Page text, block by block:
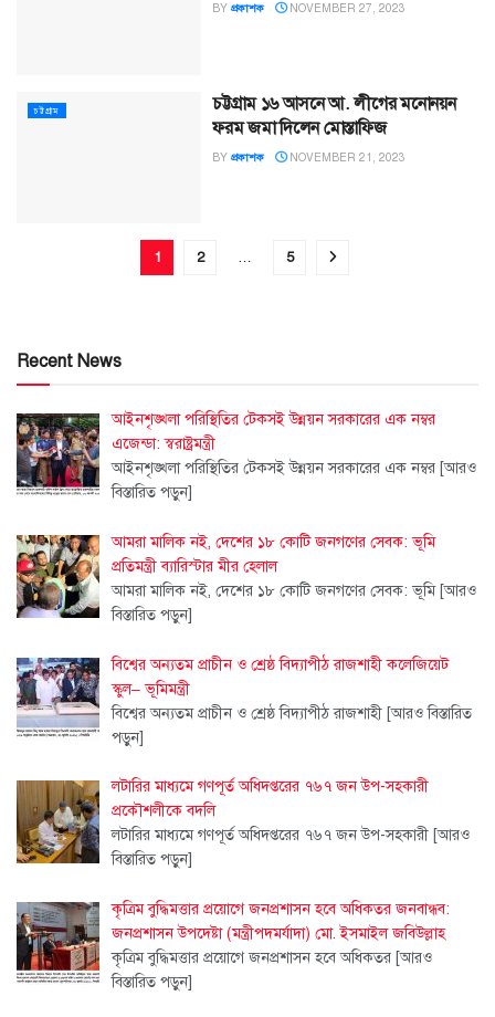
BY প্রকাশক NOVEMBER 27, 2023
চট্টগ্রাম
চট্টগ্রাম ১৬ আসনে আ. লীগের মনোনয়ন
ফরম জমা দিলেন মোস্তাফিজ
BY প্রকাশক NOVEMBER 21, 2023
1 2 … 5
Recent News
আইনশৃঙ্খলা পরিস্থিতির টেকসই উন্নয়ন সরকারের এক নম্বর
এজেন্ডা: স্বরাষ্ট্রমন্ত্রী
আইনশৃঙ্খলা পরিস্থিতির টেকসই উন্নয়ন সরকারের এক নম্বর [আরও
বিস্তারিত পড়ুন]
আমরা মালিক নই, দেশের ১৮ কোটি জনগণের সেবক: ভূমি
প্রতিমন্ত্রী ব্যারিস্টার মীর হেলাল
আমরা মালিক নই, দেশের ১৮ কোটি জনগণের সেবক: ভূমি [আরও
বিস্তারিত পড়ুন]
বিশ্বের অন্যতম প্রাচীন ও শ্রেষ্ঠ বিদ্যাপীঠ রাজশাহী কলেজিয়েট
স্কুল– ভূমিমন্ত্রী
বিশ্বের অন্যতম প্রাচীন ও শ্রেষ্ঠ বিদ্যাপীঠ রাজশাহী [আরও বিস্তারিত
পড়ুন]
লটারির মাধ্যমে গণপূর্ত অধিদপ্তরের ৭৬৭ জন উপ-সহকারী
প্রকৌশলীকে বদলি
লটারির মাধ্যমে গণপূর্ত অধিদপ্তরের ৭৬৭ জন উপ-সহকারী [আরও
বিস্তারিত পড়ুন]
কৃত্রিম বুদ্ধিমত্তার প্রয়োগে জনপ্রশাসন হবে অধিকতর জনবান্ধব:
জনপ্রশাসন উপদেষ্টা (মন্ত্রীপদমর্যাদা) মো. ইসমাইল জবিউল্লাহ
কৃত্রিম বুদ্ধিমত্তার প্রয়োগে জনপ্রশাসন হবে অধিকতর [আরও
বিস্তারিত পড়ুন]